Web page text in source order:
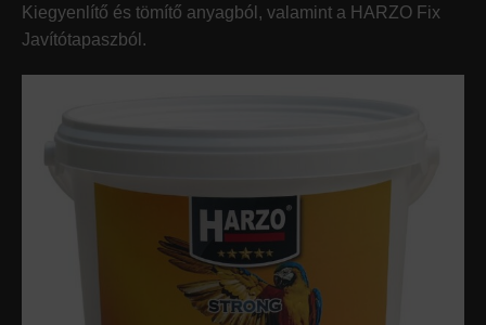
Kiegyenlítő és tömítő anyagból, valamint a HARZO Fix
Javítótapaszból.